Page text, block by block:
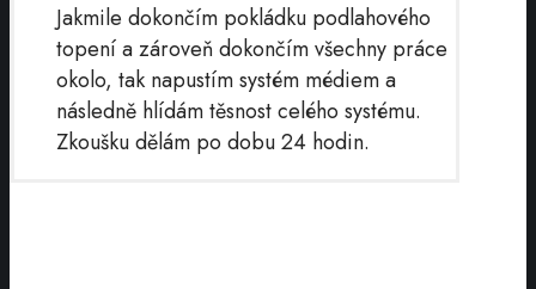
Jakmile dokončím pokládku podlahového
topení a zároveň dokončím všechny práce
okolo, tak napustím systém médiem a
následně hlídám těsnost celého systému.
Zkoušku dělám po dobu 24 hodin.